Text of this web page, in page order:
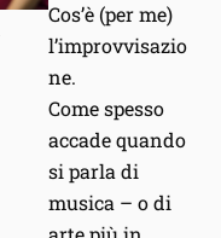
Cos’è (per me)
l’improvvisazio
ne.
Come spesso
accade quando
si parla di
musica – o di